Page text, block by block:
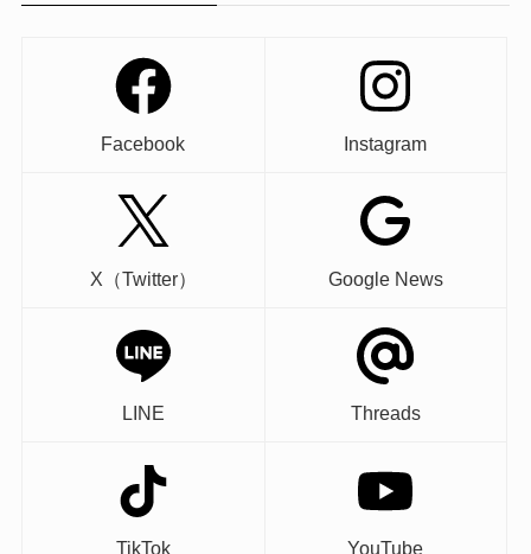
Facebook Instagram
X（Twitter） Google News
LINE Threads
TikTok YouTube